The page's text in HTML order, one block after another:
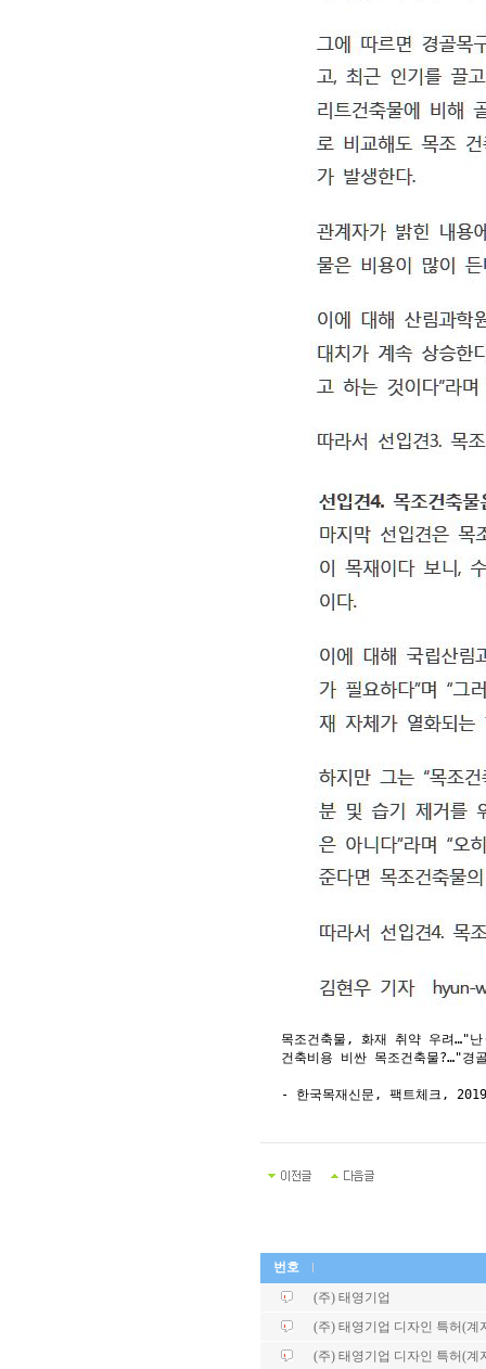
목조건축물, 화재 취약 우려…"
건축비용 비싼 목조건축물
- 한국목재신문, 팩트체크,
번호
(주) 태영기업
(주) 태영기업 디자인 특허(계
(주) 태영기업 디자인 특허(계